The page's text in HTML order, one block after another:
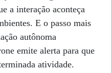
a interação aconteça
E o passo mais
autônoma
emite alerta para que
atividade.